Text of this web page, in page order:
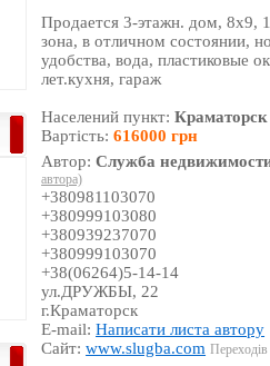
Продается 3-этажн. дом, 8х9,
зона, в отличном состоянии,
удобства, вода, пластиковые
лет.кухня, гараж
Населений пункт:Краматорск
Вартість:616000 грн
Автор:Служба
автора)
+380981103070
+380999103080
+380939237070
+380999103070
+38(06264)5-14-14
ул.ДРУЖБЫ, 22
г.Краматорск
E-mail:Написати листа автору
Сайт:www.slugba.com